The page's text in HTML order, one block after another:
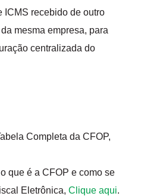
ICMS recebido de outro
mesma empresa, para
centralizada do
Completa da CFOP,
que é a CFOP e como se
Eletrônica, Clique aqui.